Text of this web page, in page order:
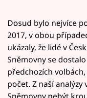
Dosud bylo nejvíce
2017, v obou
ukázaly, že lidé v
Sněmovny se
předchozích
počet. Z naší analýzy